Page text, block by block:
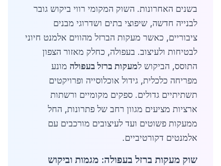
בשנים האחרונות. השוק המקומי רווי ביקוש גובר
לבנייה חדשה, שיפוצי בתים ושדרוגי מבנים
ציבוריים, כאשר מעקות הברזל מהווים אלמנט חיוני
לבטיחות ולעיצוב. בעפולה, כחלק מאזור הצפון
התוסס, הביקוש למעקות ברזל בעפולה מונע
מפריחה כלכלית, גידול אוכלוסייה ופרויקטים
תשתיתיים גדולים. ספקים מקומיים ורשתות
ארציות מציעים מגוון רחב של פתרונות, החל
ממעקות פשוטים ועד לעיצובים מורכבים עם
אלמנטים דקורטיביים.
שוק מעקות ברזל בעפולה: מגמות וביקוש